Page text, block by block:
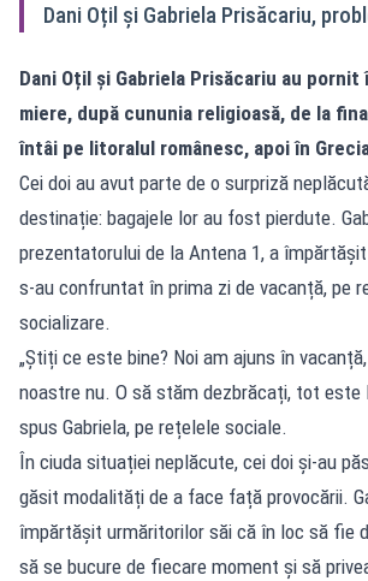
Dani Oțil și Gabriela Prisăcariu,
Dani Oțil și Gabriela Prisăcariu au pornit
miere, după cununia religioasă, de la
întâi pe litoralul românesc, apoi în
Cei doi au avut parte de o surpriză
destinație: bagajele lor au fost pierdute.
prezentatorului de la Antena 1, a
s-au confruntat în prima zi de vacanță, pe
socializare.
„Știți ce este bine? Noi am ajuns în
noastre nu. O să stăm dezbrăcați, tot este
spus Gabriela, pe rețelele sociale.
În ciuda situației neplăcute, cei doi și-au
găsit modalități de a face față provocării.
împărtășit urmăritorilor săi că în loc să fie
să se bucure de fiecare moment și să